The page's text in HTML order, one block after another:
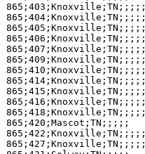
865;403;Knoxville;TN;;;;;
865;404;Knoxville;TN;;;;;
865;405;Knoxville;TN;;;;;
865;406;Knoxville;TN;;;;;
865;407;Knoxville;TN;;;;;
865;409;Knoxville;TN;;;;;
865;410;Knoxville;TN;;;;;
865;414;Knoxville;TN;;;;;
865;415;Knoxville;TN;;;;;
865;416;Knoxville;TN;;;;;
865;418;Knoxville;TN;;;;;
865;420;Mascot;TN;;;;;
865;422;Knoxville;TN;;;;;
865;427;Knoxville;TN;;;;;